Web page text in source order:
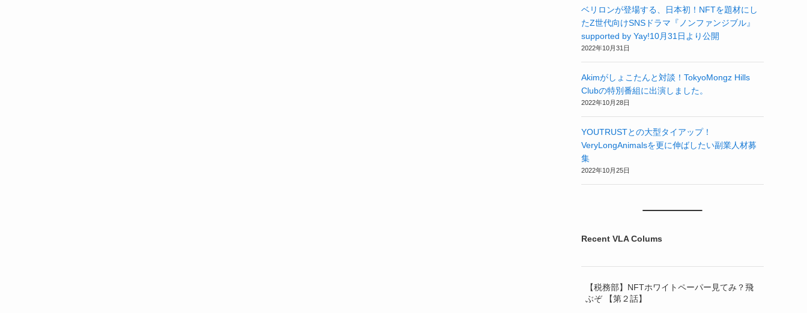
ベリロンが登場する、日本初！NFTを題材にし
たZ世代向けSNSドラマ『ノンファンジブル』
supported by Yay!10月31日より公開
2022年10月31日
Akimがしょこたんと対談！TokyoMongz Hills
Clubの特別番組に出演しました。
2022年10月28日
YOUTRUSTとの大型タイアップ！
VeryLongAnimalsを更に伸ばしたい副業人材募
集
2022年10月25日
Recent VLA Colums
【税務部】NFTホワイトペーパー見てみ？飛
ぶぞ 【第２話】